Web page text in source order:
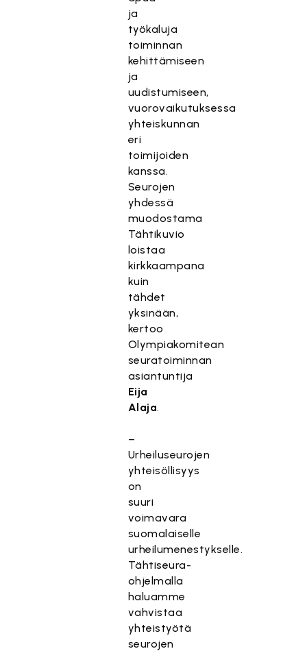
ja
työkaluja
toiminnan
kehittämiseen
ja
uudistumiseen,
vuorovaikutuksessa
yhteiskunnan
eri
toimijoiden
kanssa.
Seurojen
yhdessä
muodostama
Tähtikuvio
loistaa
kirkkaampana
kuin
tähdet
yksinään,
kertoo
Olympiakomitean
seuratoiminnan
asiantuntija
Eija
Alaja.
–
Urheiluseurojen
yhteisöllisyys
on
suuri
voimavara
suomalaiselle
urheilumenestykselle.
Tähtiseura-
ohjelmalla
haluamme
vahvistaa
yhteistyötä
seurojen